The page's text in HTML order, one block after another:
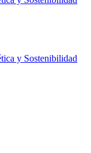
y Sostenibilidad